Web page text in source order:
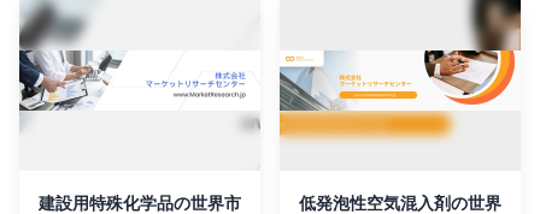
建設用特殊化学品の世界市
低発泡性空気混入剤の世界